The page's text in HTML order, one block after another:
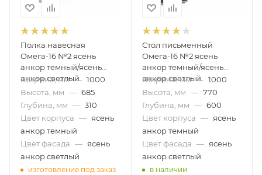
Полка навесная
Омега-16 №2 ясень
анкор темный/ясень
анкор светлый
Ширина, мм — 1000
Высота, мм — 685
Глубина, мм — 310
Цвет корпуса — ясень
анкор темный
Цвет фасада — ясень
анкор светлый
изготовление под заказ
Стол письменный
Омега-16 №2 ясень
анкор темный/ясень
анкор светлый
Ширина, мм — 1000
Высота, мм — 770
Глубина, мм — 600
Цвет корпуса — ясень
анкор темный
Цвет фасада — ясень
анкор светлый
в наличии